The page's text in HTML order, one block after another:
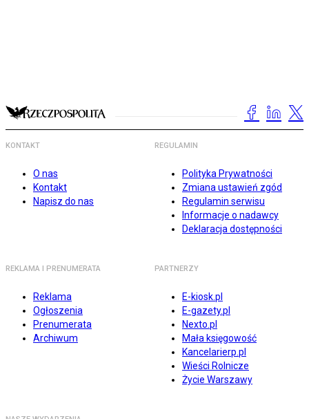
KONTAKT
O nas
Kontakt
Napisz do nas
REGULAMIN
Polityka Prywatności
Zmiana ustawień zgód
Regulamin serwisu
Informacje o nadawcy
Deklaracja dostępności
REKLAMA I PRENUMERATA
Reklama
Ogłoszenia
Prenumerata
Archiwum
PARTNERZY
E-kiosk.pl
E-gazety.pl
Nexto.pl
Mała księgowość
Kancelarierp.pl
Wieści Rolnicze
Życie Warszawy